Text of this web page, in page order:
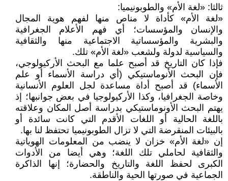
ثالثا: «لغة الأم» والطوبونيميا:
«لغة الأم» كأداة لا مناص منها لفهم هوية المجال
والإنسان والمؤسسات؛ أي فهم الأعلام الجغرافية
والبشرية والمؤسساتية الاجتماعية منها والثقافية
والسياسية لدولة ولشعب «لغة الأم» تلك.
فإذا كان التاريخ قد أصبح علما مع البحث الأركيولوجي،
فإن البحث الأنوماستيكي (أي دراسة الأسماء أو علم
الأسماء) قد أصبح أداة مساعدة لجل العلوم الأنسانية
وخاصة الجغرافيا، وكذا الأركيولوجيا في بعض جوانبها؛ إذ
يهتم البحث الأونوماستيكي بدراسة أصل المكان وعلاقته
باللغة الحالية أو اللغات الأقدم التي كانت سائدة أو
بالبيئات المنقرضة التي لا تزال الطوبونيميا تحتفظ لنا بها.
إن «لغة الأم» خزان لا ينضب من المعلومات الهوياتية
والثقافية لحاملي تلك اللغة؛ وهي أيضا من الأدوات
الكبرى لحفظ اللغة والتاريخ والحضارة؛ إنها الذاكرة
الجماعية في صورتها الحية والناطقة.